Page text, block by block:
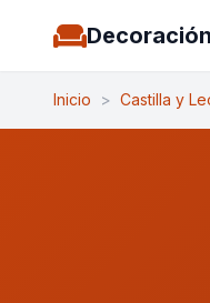
Inicio > Castilla y